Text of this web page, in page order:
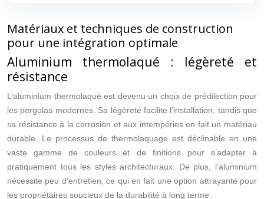
Matériaux et techniques de construction
pour une intégration optimale
Aluminium thermolaqué : légèreté et
résistance
L’aluminium thermolaqué est devenu un choix de prédilection pour
les pergolas modernes. Sa légèreté facilite l’installation, tandis que
sa résistance à la corrosion et aux intempéries en fait un matériau
durable. Le processus de thermolaquage est déclinable en une
vaste gamme de couleurs et de finitions pour s’adapter à
pratiquement tous les styles architecturaux. De plus, l’aluminium
nécessite peu d’entretien, ce qui en fait une option attrayante pour
les propriétaires soucieux de la durabilité à long terme.